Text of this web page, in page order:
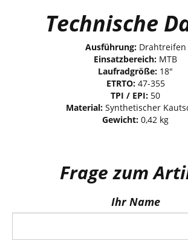
Technische
Ausführung:Drahtreifen
Einsatzbereich: MTB
Laufradgröße: 18"
ETRTO:47-355
TPI / EPI: 50
Material:Synthetischer
Gewicht: 0,42 kg
Frage zum
Ihr Name